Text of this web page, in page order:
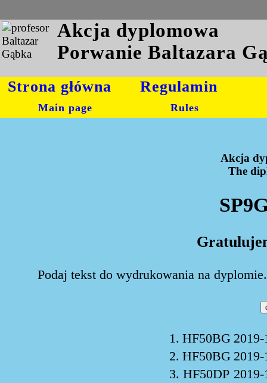
Akcja dyplomowa
Porwanie Baltazara
Strona główna
Main page
Regulamin
Rules
Akcja
The
Podaj tekst do wydrukowania na
1. HF50BG
2. HF50BG
3. HF50DP